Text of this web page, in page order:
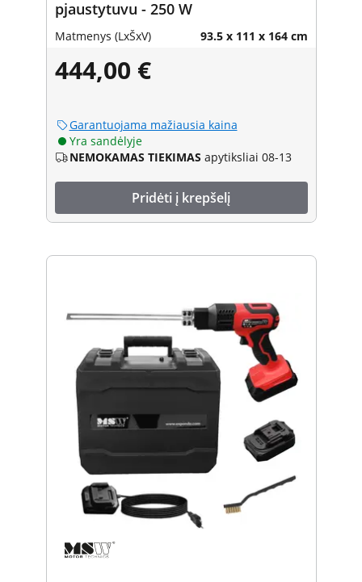
pjaustytuvu - 250 W
Matmenys (LxŠxV) 93.5 x 111 x 164 cm
444,00 €
Garantuojama mažiausia kaina
Yra sandėlyje
NEMOKAMAS TIEKIMAS apytiksliai 08-13
Pridėti į krepšelį